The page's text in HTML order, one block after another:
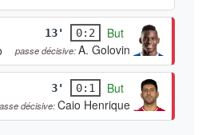
13' 0:2
But
passe décisive:A. Golovin
3' 0:1
But
décisive:Caio Henrique